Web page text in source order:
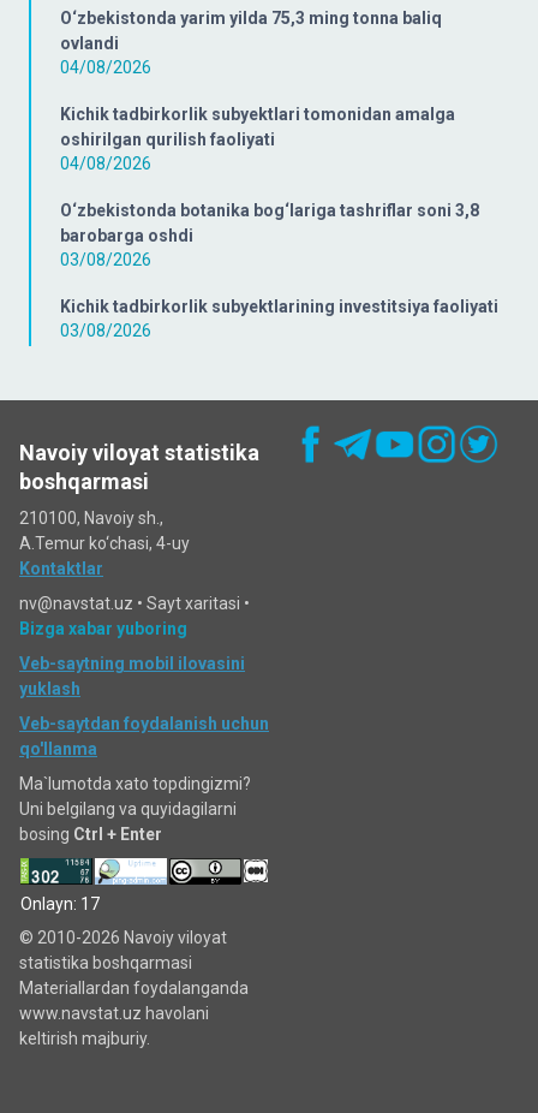
O‘zbekistonda yarim yilda 75,3 ming tonna baliq
ovlandi
04/08/2026
Kichik tadbirkorlik subyektlari tomonidan amalga
oshirilgan qurilish faoliyati
04/08/2026
O‘zbekistonda botanika bog‘lariga tashriflar soni 3,8
barobarga oshdi
03/08/2026
Kichik tadbirkorlik subyektlarining investitsiya faoliyati
03/08/2026
Navoiy viloyat statistika
boshqarmasi
210100, Navoiy sh.,
A.Temur ko‘chаsi, 4-uy
Kontaktlar
nv@navstat.uz • Sayt xaritasi •
Bizga xabar yuboring
Veb-saytning mobil ilovasini
yuklash
Veb-saytdan foydalanish uchun
qo'llanma
Ma`lumotda xato topdingizmi?
Uni belgilang va quyidagilarni
bosing Ctrl + Enter
Onlayn: 17
© 2010-2026 Navoiy viloyat
statistika boshqarmasi
Materiallardan foydalanganda
www.navstat.uz havolani
keltirish majburiy.